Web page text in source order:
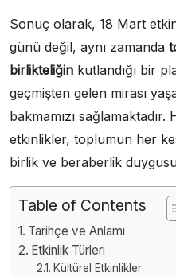
Sonuç olarak, 18 Mart
günü değil, aynı zamanda
birlikteliğin kutlandığı bir
geçmişten gelen mirası
bakmamızı
etkinlikler, toplumun her
birlik ve beraberlik
Table of Contents
Tarihçe ve Anlamı
Etkinlik Türleri
Kültürel Etkinlikler